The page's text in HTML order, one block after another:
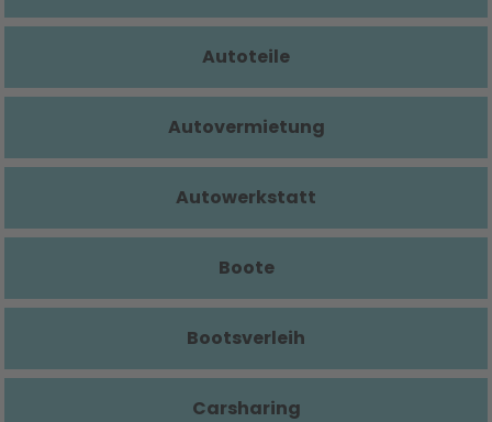
Autoteile
Autovermietung
Autowerkstatt
Boote
Bootsverleih
Carsharing